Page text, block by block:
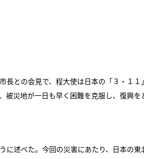
長との会見で、程大使は日本の「３・１
被災地が一日も早く困難を克服し、復興
に述べた。今回の災害にあたり、日本の